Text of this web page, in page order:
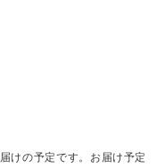
けの予定です。お届け予定